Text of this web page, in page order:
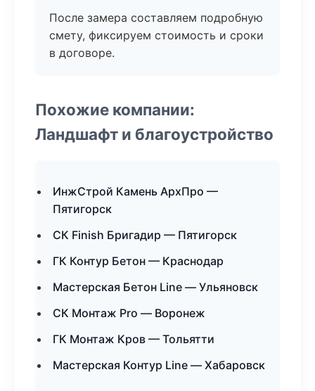
После замера составляем подробную
смету, фиксируем стоимость и сроки
в договоре.
Похожие компании:
Ландшафт и благоустройство
ИнжСтрой Камень АрхПро —
Пятигорск
СК Finish Бригадир — Пятигорск
ГК Контур Бетон — Краснодар
Мастерская Бетон Line — Ульяновск
СК Монтаж Pro — Воронеж
ГК Монтаж Кров — Тольятти
Мастерская Контур Line — Хабаровск